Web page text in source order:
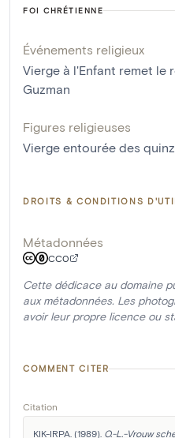
FOI CHRÉTIENNE
Événements religieux
Vierge à l'Enfant remet le
Guzman
Figures religieuses
Vierge entourée des
DROITS & CONDITIONS
Métadonnées
CC0
Cette dédicace au domaine
aux métadonnées. Les
avoir leur propre licence ou
COMMENT CITER
Citation
KIK-IRPA. (1989). O.-L.-Vrouw